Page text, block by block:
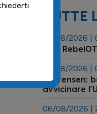
TUTTE
03/08/2026 |
😎😎
07/08/2026 |
Kristensen:
avvicinare
06/08/2026 |